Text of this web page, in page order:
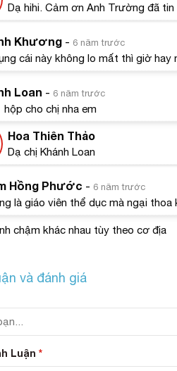
của
Dạ hihi. Cảm ơn Anh Trường đã
Khương - 6 năm trước
cái này không lo mất thì giờ
Loan - 6 năm trước
hộp cho chị nha em
Hoa Thiên Thảo
Dạ chị Khánh Loan
Hồng Phước - 6 năm trước
là giáo viên thể dục mà ngại
chậm khác nhau tùy theo cơ địa
và đánh giá
Luận *